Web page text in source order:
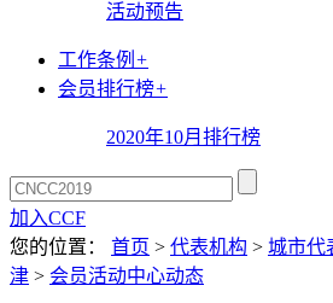
活动预告
工作条例 +
会员排行榜+
2020年10月排行榜
加入CCF
您的位置： 首页 > 代表机构 > 城市代
津 > 会员活动中心动态